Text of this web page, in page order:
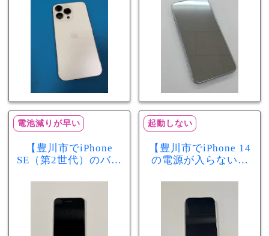
分で改善
まで復旧しました
電池減りが早い
【豊川市でiPhone
SE（第2世代）のバッ
スマ豊川店】電池の
減りが早い症状も当
起動しない
【豊川市でiPhone 14
の電源が入らない修
店】バッテリー交換
で復旧するケースも
あります！